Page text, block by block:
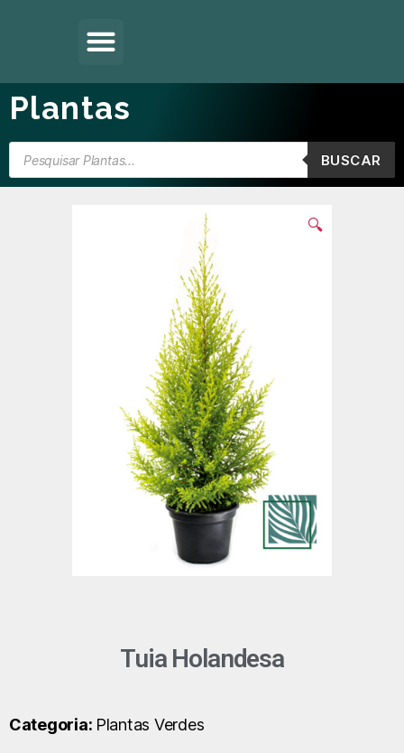
Plantas
BUSCAR
🔍
Tuia Holandesa
Categoria: Plantas Verdes